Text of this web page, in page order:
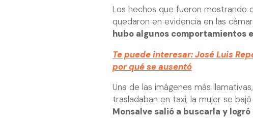
Los hechos que fueron mostrando
quedaron en evidencia en las
hubo algunos comportamientos
Te puede interesar: José Luis
por qué se ausentó
Una de las imágenes más
trasladaban en taxi; la mujer se
Monsalve salió a buscarla y